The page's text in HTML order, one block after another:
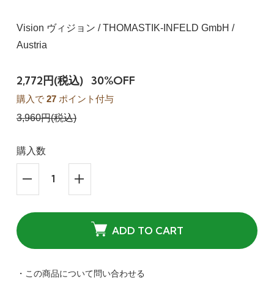
Vision ヴィジョン / THOMASTIK-INFELD GmbH /
Austria
2,772円(税込) 30%OFF
購入で 27ポイント付与
3,960円(税込)
購入数
ADD TO CART
・この商品について問い合わせる